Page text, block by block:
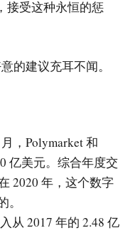
接受这种永恒的惩
的建议充耳不闻。
，Polymarket 和
亿美元。综合年度交
2020 年，这个数字
从 2017 年的 2.48 亿